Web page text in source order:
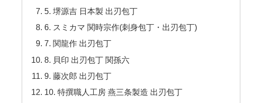
5. 堺源吉 日本製 出刃包丁
6. スミカマ 関時宗作(刺身包丁・出刃包丁)
7. 関龍作 出刃包丁
8. 貝印 出刃包丁 関孫六
9. 藤次郎 出刃包丁
10. 特撰職人工房 燕三条製造 出刃包丁